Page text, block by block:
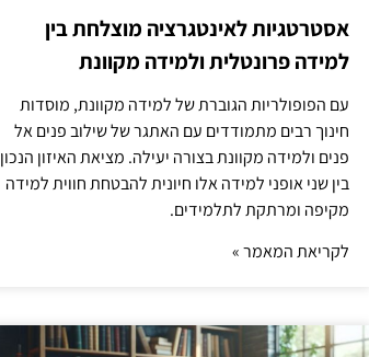
אסטרטגיות לאינטגרציה מוצלחת בין
למידה פרונטלית ולמידה מקוונת
עם הפופולריות הגוברת של למידה מקוונת, מוסדות
חינוך רבים מתמודדים עם האתגר של שילוב פנים אל
פנים ולמידה מקוונת בצורה יעילה. מציאת האיזון הנכון
בין שני אופני למידה אלו חיונית להבטחת חווית למידה
מקיפה ומרתקת לתלמידים.
לקריאת המאמר »